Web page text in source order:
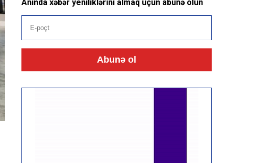
Anında xəbər yeniliklərini almaq üçün abunə olun
Abunə ol